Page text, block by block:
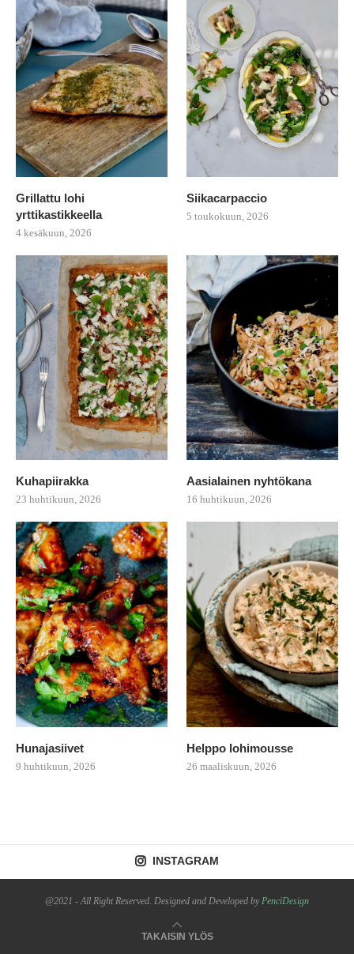
Grillattu lohi
yrttikastikkeella
4 kesäkuun, 2026
Siikacarpaccio
5 toukokuun, 2026
Kuhapiirakka
23 huhtikuun, 2026
Aasialainen nyhtökana
16 huhtikuun, 2026
Hunajasiivet
9 huhtikuun, 2026
Helppo lohimousse
26 maaliskuun, 2026
INSTAGRAM
@2021 - All Right Reserved. Designed and Developed by PenciDesign
TAKAISIN YLÖS